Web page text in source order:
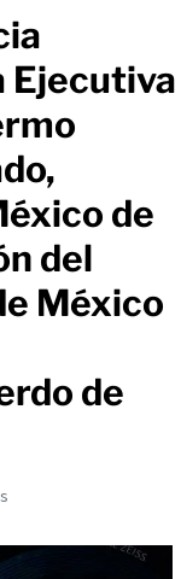
Ejecutiva
de
del
México
de